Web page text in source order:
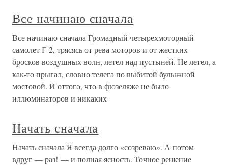
Все начинаю сначала
Все начинаю сначала Громадный четырехмоторный
самолет Г-2, трясясь от рева моторов и от жестких
бросков воздушных волн, летел над пустыней. Не летел, а
как-то прыгал, словно телега по выбитой булыжной
мостовой. И оттого, что в фюзеляже не было
иллюминаторов и никаких
Начать сначала
Начать сначала Я всегда долго «созреваю». А потом
вдруг — раз! — и полная ясность. Точное решение